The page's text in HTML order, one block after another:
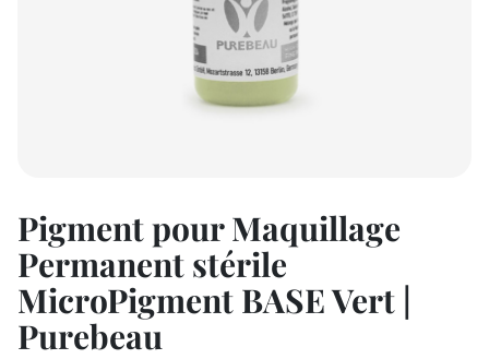
Pigment pour Maquillage
Permanent stérile
MicroPigment BASE Vert |
Purebeau